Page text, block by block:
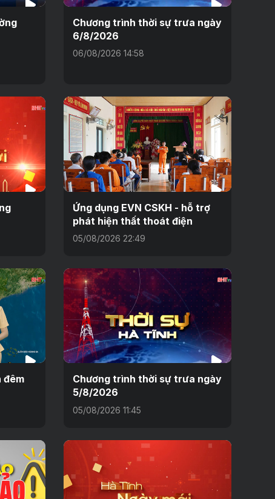
Chương trình thời sự trưa ngày
6/8/2026
06/08/2026 14:58
Ứng dụng EVN CSKH - hỗ trợ
phát hiện thất thoát điện
05/08/2026 22:49
đêm
Chương trình thời sự trưa ngày
5/8/2026
05/08/2026 11:45